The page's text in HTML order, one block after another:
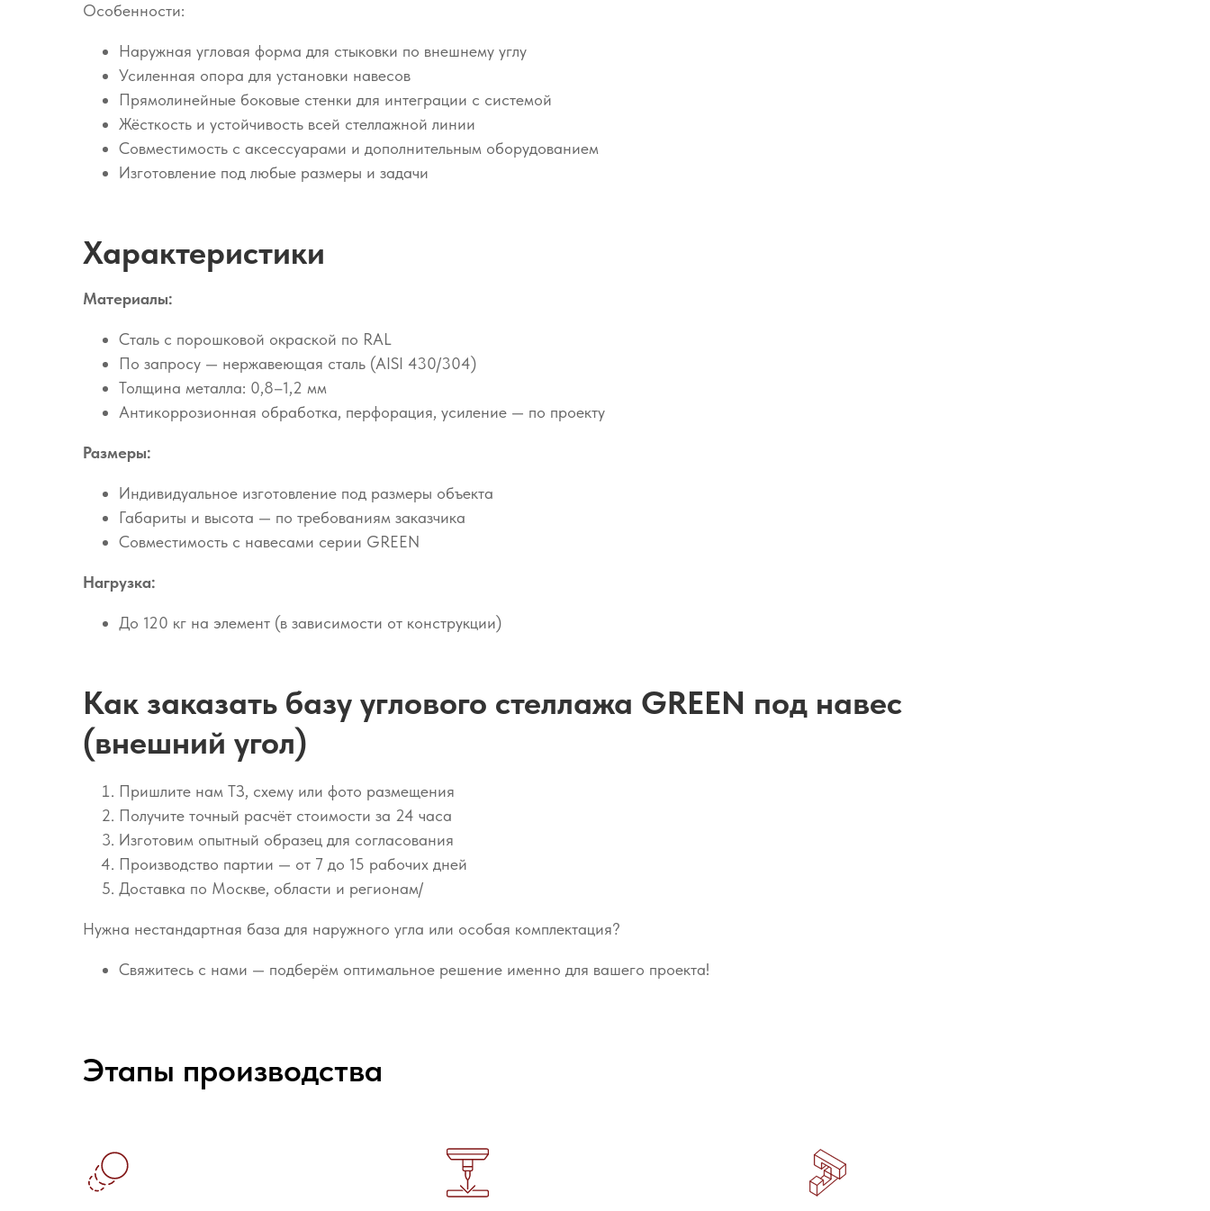
Особенности:
Наружная угловая форма для стыковки по внешнему углу
Усиленная опора для установки навесов
Прямолинейные боковые стенки для интеграции с системой
Жёсткость и устойчивость всей стеллажной линии
Совместимость с аксессуарами и дополнительным оборудованием
Изготовление под любые размеры и задачи
Характеристики
Материалы:
Сталь с порошковой окраской по RAL
По запросу — нержавеющая сталь (AISI 430/304)
Толщина металла: 0,8–1,2 мм
Антикоррозионная обработка, перфорация, усиление — по проекту
Размеры:
Индивидуальное изготовление под размеры объекта
Габариты и высота — по требованиям заказчика
Совместимость с навесами серии GREEN
Нагрузка:
До 120 кг на элемент (в зависимости от конструкции)
Как заказать базу углового стеллажа GREEN под навес
(внешний угол)
Пришлите нам ТЗ, схему или фото размещения
Получите точный расчёт стоимости за 24 часа
Изготовим опытный образец для согласования
Производство партии — от 7 до 15 рабочих дней
Доставка по Москве, области и регионам/
Нужна нестандартная база для наружного угла или особая комплектация?
Свяжитесь с нами — подберём оптимальное решение именно для вашего проекта!
Этапы производства